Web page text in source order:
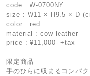
code : W-0700NY
size : W11 × H9.5 × D
color : red
material : cow leather
price : ¥11,000- +tax
限定商品
手のひらに収まるコンパク